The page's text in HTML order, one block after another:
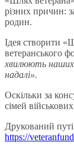
різних причин:
родин.
Ідея створити
ветеранського
хвилюють наших
надалі».
Оскільки за
сімей
Друкований
https://